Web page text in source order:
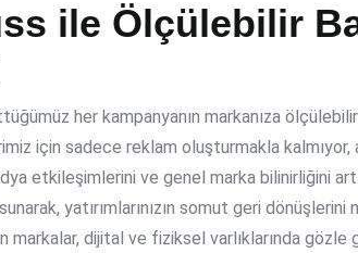
ile Ölçülebilir
her kampanyanın markanıza ölçülebilir
için sadece reklam oluşturmakla kalmıyor,
etkileşimlerini ve genel marka bilinirliğini
yatırımlarınızın somut geri
markalar, dijital ve fiziksel varlıklarında